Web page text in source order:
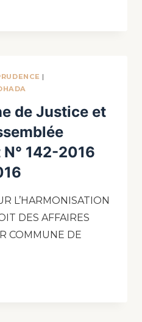
|
de Justice et
142-2016
L’HARMONISATION
DES AFFAIRES
COMMUNE DE